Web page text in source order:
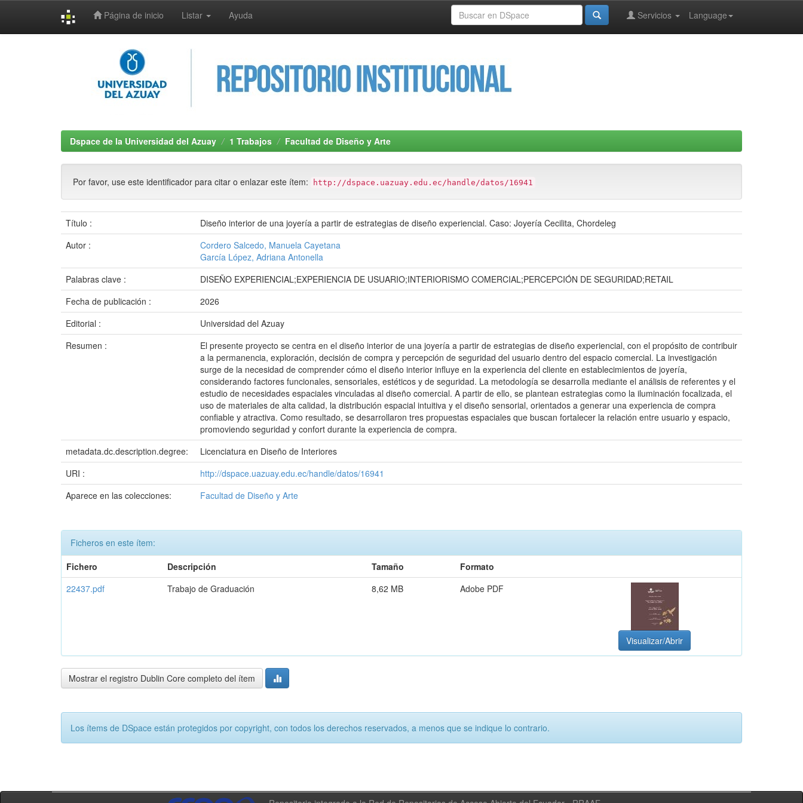
Página de inicio Listar Ayuda Language
Servicios
Dspace de la Universidad del Azuay 1 Trabajos Facultad de Diseño y Arte
Por favor, use este identificador para citar o enlazar este ítem: http://dspace.uazuay.edu.ec/handle/datos/16941
Título :
Diseño interior de una joyería a partir de estrategias de diseño experiencial. Caso: Joyería Cecilita, Chordeleg
Autor :
Cordero Salcedo, Manuela Cayetana
García López, Adriana Antonella
Palabras clave :
DISEÑO EXPERIENCIAL;EXPERIENCIA DE USUARIO;INTERIORISMO COMERCIAL;PERCEPCIÓN DE SEGURIDAD;RETAIL
Fecha de publicación :
2026
Editorial :
Universidad del Azuay
Resumen :
El presente proyecto se centra en el diseño interior de una joyería a partir de estrategias de diseño experiencial, con el propósito de contribuir
a la permanencia, exploración, decisión de compra y percepción de seguridad del usuario dentro del espacio comercial. La investigación
surge de la necesidad de comprender cómo el diseño interior influye en la experiencia del cliente en establecimientos de joyería,
considerando factores funcionales, sensoriales, estéticos y de seguridad. La metodología se desarrolla mediante el análisis de referentes y el
estudio de necesidades espaciales vinculadas al diseño comercial. A partir de ello, se plantean estrategias como la iluminación focalizada, el
uso de materiales de alta calidad, la distribución espacial intuitiva y el diseño sensorial, orientados a generar una experiencia de compra
confiable y atractiva. Como resultado, se desarrollaron tres propuestas espaciales que buscan fortalecer la relación entre usuario y espacio,
promoviendo seguridad y confort durante la experiencia de compra.
metadata.dc.description.degree:
Licenciatura en Diseño de Interiores
URI :
http://dspace.uazuay.edu.ec/handle/datos/16941
Aparece en las colecciones:
Facultad de Diseño y Arte
Ficheros en este ítem:
Fichero
Descripción Tamaño
Formato
22437.pdf
Trabajo de Graduación 8,62 MB Adobe PDF
Visualizar/Abrir
Mostrar el registro Dublin Core completo del ítem
Los ítems de DSpace están protegidos por copyright, con todos los derechos reservados, a menos que se indique lo contrario.